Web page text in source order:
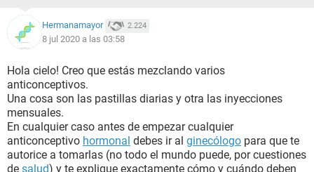
Hermanamayor 2.224
8 jul 2020 a las 03:58
Hola cielo! Creo que estás mezclando varios
anticonceptivos.
Una cosa son las pastillas diarias y otra las inyecciones
mensuales.
En cualquier caso antes de empezar cualquier
anticonceptivo hormonal debes ir al ginecólogo para que te
autorice a tomarlas (no todo el mundo puede, por cuestiones
de salud) y te explique exactamente cómo y cuándo deben